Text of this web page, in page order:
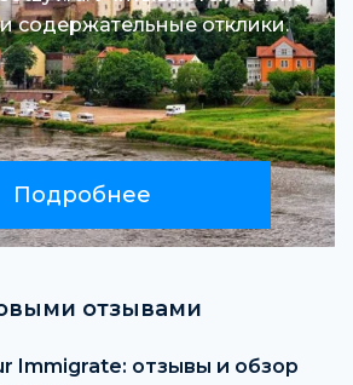
содержательные отклики.
Подробнее
отзывами
Immigrate: отзывы и обзор